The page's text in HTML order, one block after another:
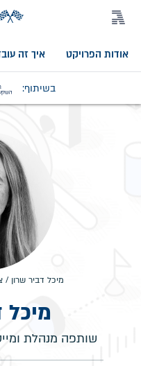
אודות הפרויקט איך זה
בשיתוף:
מיכל דביר שרון /
מיכל
שותפה מנהלת